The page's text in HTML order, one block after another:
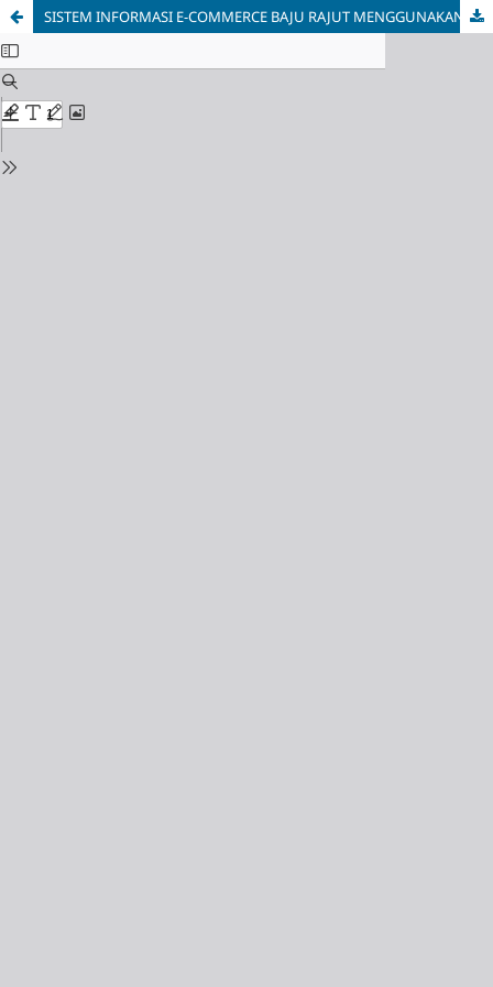
SISTEM INFORMASI E-COMMERCE BAJU RAJUT MENGGUNAKAN METODE B2C